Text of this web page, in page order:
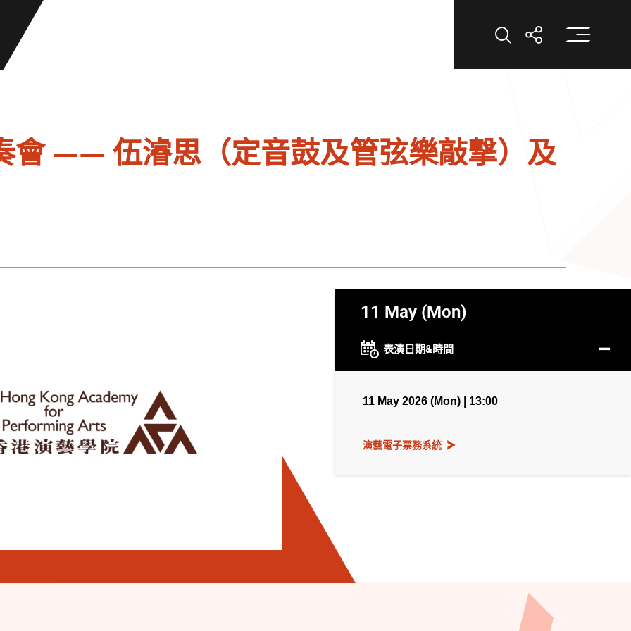
打開搜索打開分享打
會 —— 伍濬思（定音鼓及管弦樂敲撃）及
11 May (Mon)
表演日期&時間
11 May 2026 (Mon) | 13:00
演藝電子票務系統